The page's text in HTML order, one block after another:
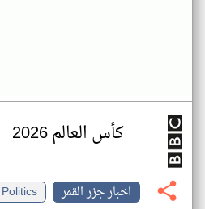
كأس العالم 2026
اخبار جزر القمر
Politics